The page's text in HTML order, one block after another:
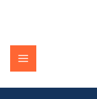
content